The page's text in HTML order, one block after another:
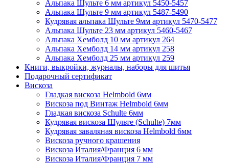
Альпака Шульте 6 мм артикул 5450-5457
Альпака Шульте 9 мм артикул 5487-5490
Кудрявая альпака Шульте 9мм артикул 5470-5477
Альпака Шульте 23 мм артикул 5460-5467
Альпака Хемболд 10 мм артикул 264
Альпака Хемболд 14 мм артикул 258
Альпака Хемболд 25 мм артикул 259
Книги, выкройки, журналы, наборы для шитья
Подарочный сертификат
Вискоза
Гладкая вискоза Helmbold 6мм
Вискоза под Винтаж Helmbold 6мм
Гладкая вискоза Schulte 6мм
Кудрявая вискоза Шульте (Schulte) 7мм
Кудрявая заваляная вискоза Helmbold 6мм
Вискоза ручного крашения
Вискоза Италия/Франция 6 мм
Вискоза Италия/Франция 7 мм